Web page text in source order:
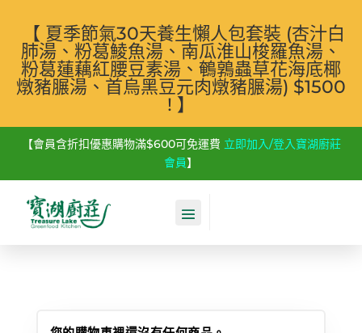
【 夏季節氣30天養生懶人包套裝 (杏汁白
肺湯、粉葛鯪魚湯、南瓜淮山梭羅魚湯、
粉葛蓮藕紅腰豆素湯、鵪鶉蟲草花海底椰
燉豬𦟌湯、首烏黑豆元肉燉豬𦟌湯) $1500
! 】
【會員含折扣優惠購物滿$600可免運費 立即加入/登入寶湖廚莊
會員】